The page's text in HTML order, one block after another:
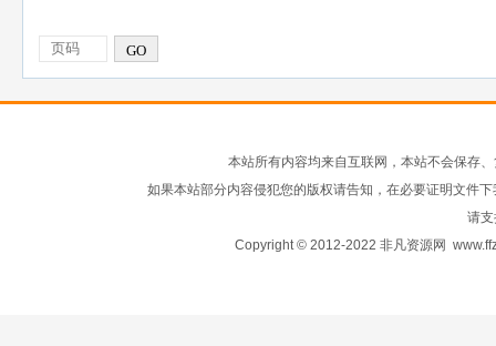
GO
本站所有内容均来自互联网，本站不会保存
如果本站部分内容侵犯您的版权请告知，在必要证明文件
请
Copyright © 2012-2022 非凡资源网